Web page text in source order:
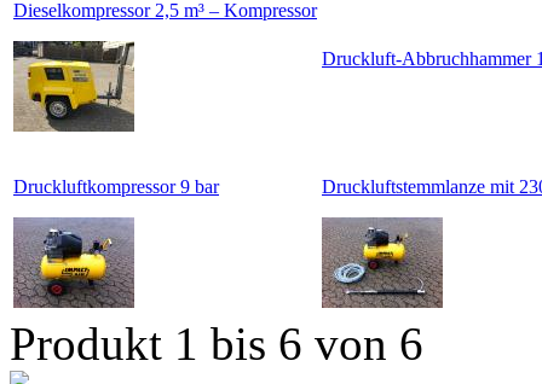
Dieselkompressor 2,5 m³ – Kompressor
Druckluft-Abbruchhammer
Druckluftkompressor 9 bar Druckluftstemmlanze mit
Produkt 1 bis 6 von 6